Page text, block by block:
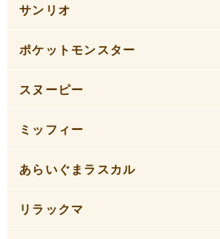
サンリオ
ポケットモンスター
スヌーピー
ミッフィー
あらいぐまラスカル
リラックマ